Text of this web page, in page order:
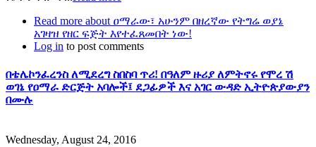
Read more about ዐማራው፣ አሁንም በዘረኛው የትግሬ ወያኔ
አገዛዝ የዘር ፍጅት እየተፈጸመበት ነው!
Log in to post comments
በቴሌኮንፈረንስ ለሚደረግ ስበስባ ጥሪ! በዓለም ዙሪያ ለምትኖሩ የሞረ ሽ
ወገኔ የዐማራ ድርጅት አባሎች፤ ደጋፊዎች እና አገር ውዳድ ኢትዮጵያውያን
በሙሉ
Wednesday, August 24, 2016